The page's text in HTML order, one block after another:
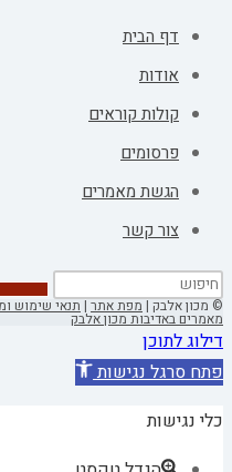
דף הבית
אודות
קולות קוראים
פרסומים
הגשת מאמרים
צור קשר
© מכון אלבק |מפת אתר|תנאי שימוש
מאמרים באדיבות מכון אלבק
דילוג לתוכן
פתח סרגל נגישות
כלי נגישות